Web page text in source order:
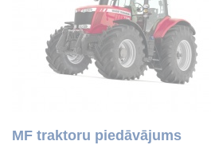
MF traktoru piedāvājums